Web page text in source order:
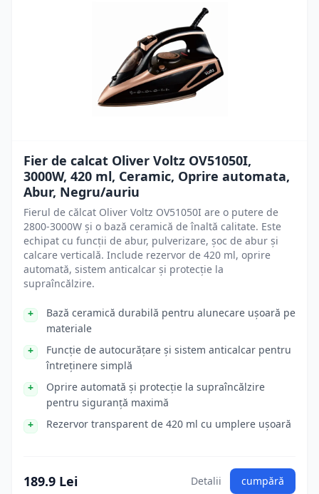
Fier de calcat Oliver Voltz OV51050I,
3000W, 420 ml, Ceramic, Oprire automata,
Abur, Negru/auriu
Fierul de călcat Oliver Voltz OV51050I are o putere de
2800-3000W și o bază ceramică de înaltă calitate. Este
echipat cu funcții de abur, pulverizare, șoc de abur și
calcare verticală. Include rezervor de 420 ml, oprire
automată, sistem anticalcar și protecție la
supraîncălzire.
Bază ceramică durabilă pentru alunecare ușoară pe
materiale
Funcție de autocurățare și sistem anticalcar pentru
întreținere simplă
Oprire automată și protecție la supraîncălzire
pentru siguranță maximă
Rezervor transparent de 420 ml cu umplere ușoară
189.9 Lei Detalii cumpără